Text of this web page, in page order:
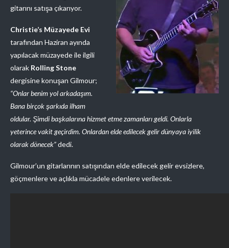
gitarını satışa çıkarıyor.
Christie’s Müzayede Evi
tarafından Haziran ayında
yapılacak müzayede ile ilgili
olarak Rolling Stone
dergisine konuşan Gilmour;
“Onlar benim yol arkadaşım.
Bana birçok şarkıda ilham
oldular. Şimdi başkalarına hizmet etme zamanları geldi. Onlarla
yeterince vakit geçirdim. Onlardan elde edilecek gelir dünyaya iyilik
olarak dönecek”dedi.
Gilmour’un gitarlarının satışından elde edilecek gelir evsizlere,
göçmenlere ve açlıkla mücadele edenlere verilecek.